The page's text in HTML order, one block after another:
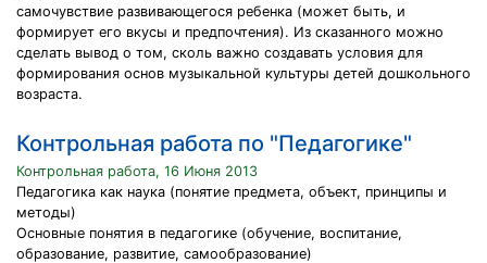
самочувствие развивающегося ребенка (может быть, и
формирует его вкусы и предпочтения). Из сказанного можно
сделать вывод о том, сколь важно создавать условия для
формирования основ музыкальной культуры детей дошкольного
возраста.
Контрольная работа по "Педагогике"
Контрольная работа, 16 Июня 2013
Педагогика как наука (понятие предмета, объект, принципы и
методы)
Основные понятия в педагогике (обучение, воспитание,
образование, развитие, самообразование)